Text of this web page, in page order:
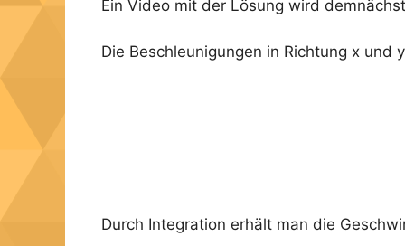
Ein Video mit der Lösung wird demnächst
Die Beschleunigungen in Richtung x und
Durch Integration erhält man die